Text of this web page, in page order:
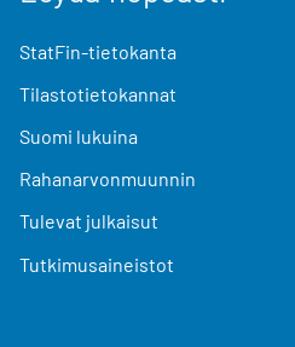
StatFin-tietokanta
Tilastotietokannat
Suomi lukuina
Rahanarvonmuunnin
Tulevat julkaisut
Tutkimusaineistot